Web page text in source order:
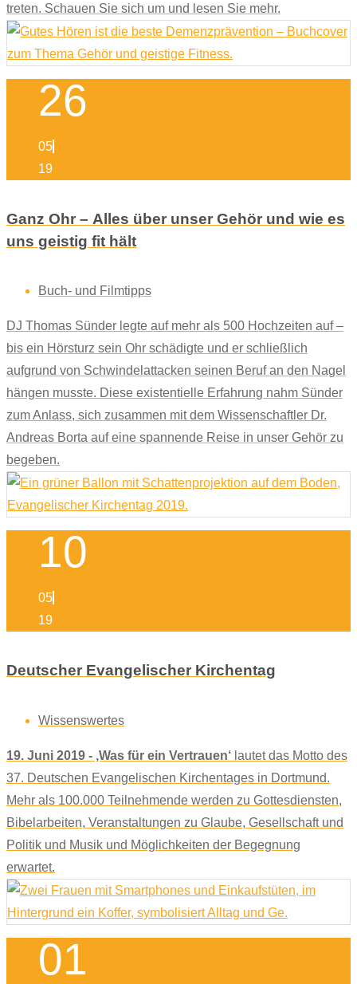
treten. Schauen Sie sich um und lesen Sie mehr.
26
05
19
Ganz Ohr – Alles über unser Gehör und wie es
uns geistig fit hält
Buch- und Filmtipps
DJ Thomas Sünder legte auf mehr als 500 Hochzeiten auf –
bis ein Hörsturz sein Ohr schädigte und er schließlich
aufgrund von Schwindelattacken seinen Beruf an den Nagel
hängen musste. Diese existentielle Erfahrung nahm Sünder
zum Anlass, sich zusammen mit dem Wissenschaftler Dr.
Andreas Borta auf eine spannende Reise in unser Gehör zu
begeben.
10
05
19
Deutscher Evangelischer Kirchentag
Wissenswertes
19. Juni 2019 - ‚Was für ein Vertrauen‘ lautet das Motto des
37. Deutschen Evangelischen Kirchentages in Dortmund.
Mehr als 100.000 Teilnehmende werden zu Gottesdiensten,
Bibelarbeiten, Veranstaltungen zu Glaube, Gesellschaft und
Politik und Musik und Möglichkeiten der Begegnung
erwartet.
01